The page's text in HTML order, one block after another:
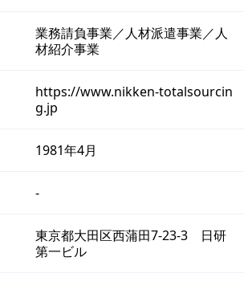
業務請負事業／人材派遣事業／人
材紹介事業
https://www.nikken-totalsourcin
g.jp
1981年4月
-
東京都大田区西蒲田7-23-3 日研
第一ビル